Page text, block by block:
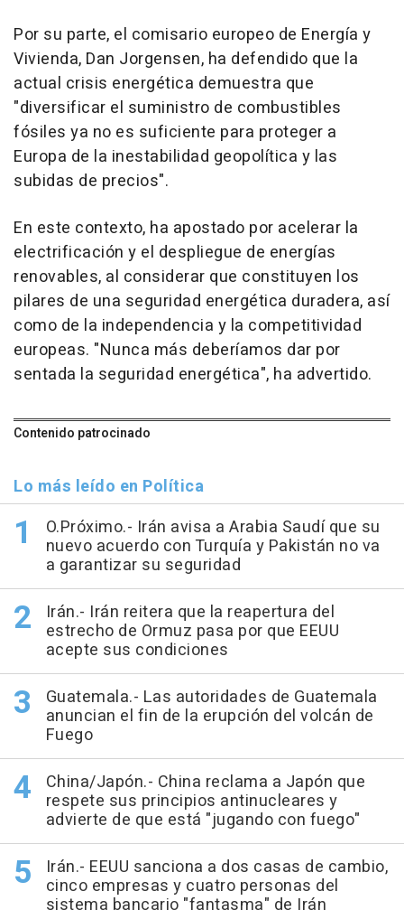
Por su parte, el comisario europeo de Energía y
Vivienda, Dan Jorgensen, ha defendido que la
actual crisis energética demuestra que
"diversificar el suministro de combustibles
fósiles ya no es suficiente para proteger a
Europa de la inestabilidad geopolítica y las
subidas de precios".
En este contexto, ha apostado por acelerar la
electrificación y el despliegue de energías
renovables, al considerar que constituyen los
pilares de una seguridad energética duradera, así
como de la independencia y la competitividad
europeas. "Nunca más deberíamos dar por
sentada la seguridad energética", ha advertido.
Contenido patrocinado
Lo más leído en Política
O.Próximo.- Irán avisa a Arabia Saudí que su
nuevo acuerdo con Turquía y Pakistán no va
a garantizar su seguridad
Irán.- Irán reitera que la reapertura del
estrecho de Ormuz pasa por que EEUU
acepte sus condiciones
Guatemala.- Las autoridades de Guatemala
anuncian el fin de la erupción del volcán de
Fuego
China/Japón.- China reclama a Japón que
respete sus principios antinucleares y
advierte de que está "jugando con fuego"
Irán.- EEUU sanciona a dos casas de cambio,
cinco empresas y cuatro personas del